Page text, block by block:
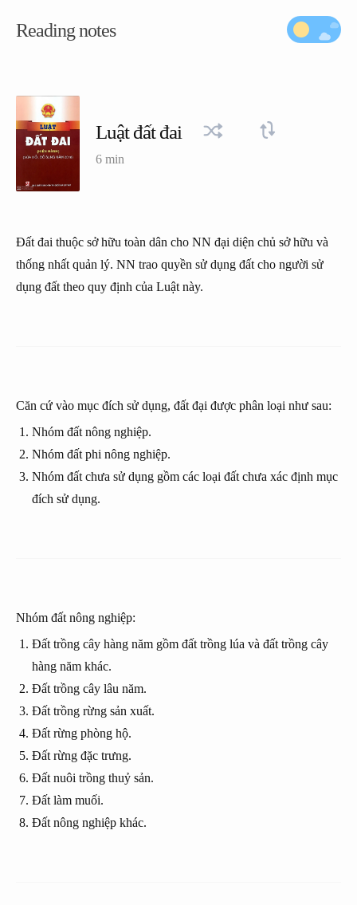
Reading notes
Luật đất đai
6 min
Đất đai thuộc sở hữu toàn dân cho NN đại diện chủ sở hữu và
thống nhất quản lý. NN trao quyền sử dụng đất cho người sử
dụng đất theo quy định của Luật này.
Căn cứ vào mục đích sử dụng, đất đại được phân loại như sau:
Nhóm đất nông nghiệp.
Nhóm đất phi nông nghiệp.
Nhóm đất chưa sử dụng gồm các loại đất chưa xác định mục
đích sử dụng.
Nhóm đất nông nghiệp:
Đất trồng cây hàng năm gồm đất trồng lúa và đất trồng cây
hàng năm khác.
Đất trồng cây lâu năm.
Đất trồng rừng sản xuất.
Đất rừng phòng hộ.
Đất rừng đặc trưng.
Đất nuôi trồng thuỷ sản.
Đất làm muối.
Đất nông nghiệp khác.